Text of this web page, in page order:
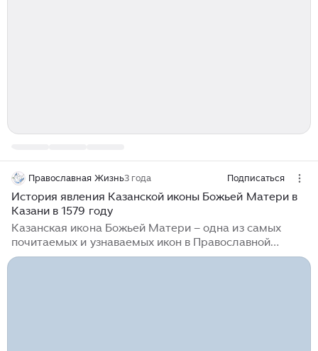
Православная Жизнь3 года Подписаться
История явления Казанской иконы Божьей Матери в
Казани в 1579 году
Казанская икона Божьей Матери – одна из самых
почитаемых и узнаваемых икон в Православной
Церкви. Ее явление в Казани в 1579 году